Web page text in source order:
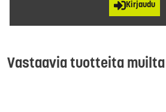
Kirjaudu
Vastaavia tuotteita